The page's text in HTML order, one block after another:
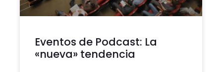
Eventos de Podcast: La
«nueva» tendencia